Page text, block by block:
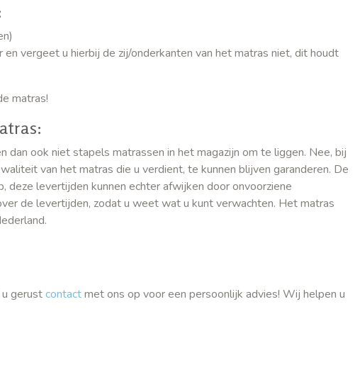
vergeet u hierbij de zij/onderkanten van het matras niet, dit houdt
matras!
ook niet stapels matrassen in het magazijn om te liggen. Nee, bij
van het matras die u verdient, te kunnen blijven garanderen. De
levertijden kunnen echter afwijken door onvoorziene
de levertijden, zodat u weet wat u kunt verwachten. Het matras
gerustcontactmet ons op voor een persoonlijk advies! Wij helpen u